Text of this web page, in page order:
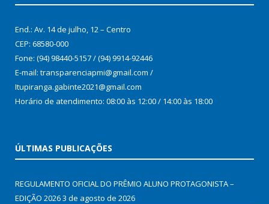
End.: Av. 14 de julho, 12 – Centro
CEP: 68580-000
Fone: (94) 98440-5157 / (94) 9914-92446
E-mail: transparenciapmi@gmail.com /
Itupiranga.gabinte2021@gmail.com
Horário de atendimento: 08:00 às 12:00 / 14:00 às 18:00
ÚLTIMAS PUBLICAÇÕES
REGULAMENTO OFICIAL DO PRÊMIO ALUNO PROTAGONISTA –
EDIÇÃO 20263 de agosto de 2026